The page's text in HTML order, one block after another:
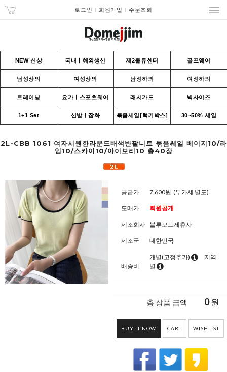
로그인 회원가입 주문조회
NEW 신상 국내ㅣ해외생산 제2물류센터 골프웨어
남성상의 여성상의 남성하의 여성하의
트레이닝 요가ㅣ스포츠웨어 래시가드 빅사이즈
1+1 Set 신발ㅣ잡화 묶음세일[럭키박스] 30~50% 세일
2L-CBB 1061 여자시원한라운드배색반팔니트 묶음쎄일 베이지10/라
임10/스카이10/아이보리10 총40장
공급가 7,600원 (부가세 별도)
도매가 회원공개
제조회사 블루모드제휴사
제조국 대한민국
배송비
개별(고정추가)
지역
별
총 상품 금액 0원
BUY IT NOW CART WISHLIST